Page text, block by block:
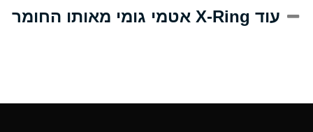
(Aqueous) עוד X-Ring אטמי גומי מאותו החומר